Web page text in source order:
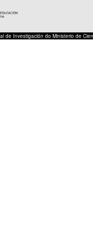
de Investigación do Ministerio de